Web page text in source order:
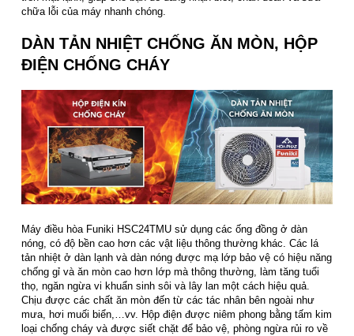
chữa lỗi của máy nhanh chóng.
DÀN TẢN NHIỆT CHỐNG ĂN MÒN, HỘP
ĐIỆN CHỐNG CHÁY
Máy điều hòa Funiki HSC24TMU sử dụng các ống đồng ở dàn
nóng, có độ bền cao hơn các vật liệu thông thường khác. Các lá
tản nhiệt ở dàn lạnh và dàn nóng được mạ lớp bảo vệ có hiệu năng
chống gỉ và ăn mòn cao hơn lớp mà thông thường, làm tăng tuổi
thọ, ngăn ngừa vi khuẩn sinh sôi và lây lan một cách hiệu quả.
Chịu được các chất ăn mòn đến từ các tác nhân bên ngoài như
mưa, hơi muối biển,…vv. Hộp điện được niêm phong bằng tấm kim
loại chống cháy và được siết chặt để bảo vệ, phòng ngừa rủi ro về